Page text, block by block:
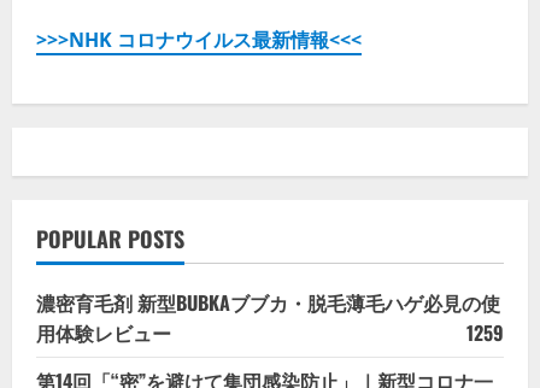
>>>NHK コロナウイルス最新情報<<<
POPULAR POSTS
濃密育毛剤 新型BUBKAブブカ・脱毛薄毛ハゲ必見の使
用体験レビュー
1259
第14回「“密”を避けて集団感染防止」｜新型コロナ一